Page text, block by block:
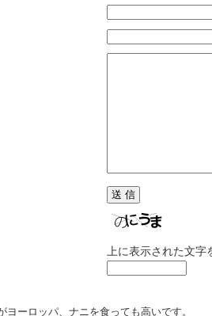
上に表示された文
ヨーロッパ、ナニを食っても高いです。